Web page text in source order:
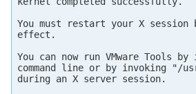
You must restart your X session
effect.
You can now run VMware Tools
command line or by invoking "/
during an X server session.